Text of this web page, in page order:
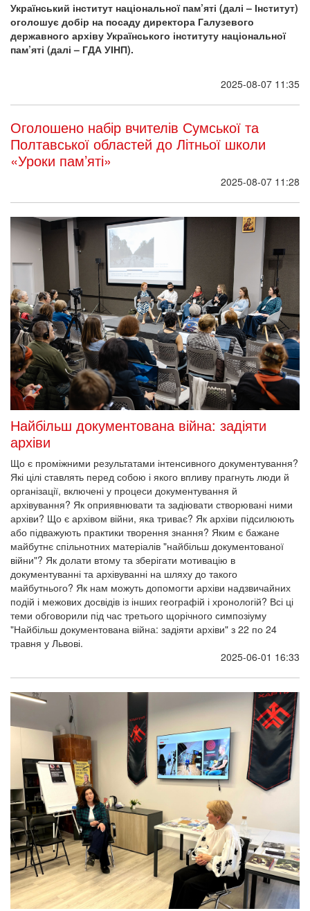
Український інститут національної пам’яті (далі – Інститут)
оголошує добір на посаду директора Галузевого
державного архіву Українського інституту національної
пам’яті (далі – ГДА УІНП).
2025-08-07 11:35
Оголошено набір вчителів Сумської та
Полтавської областей до Літньої школи
«Уроки пам’яті»
2025-08-07 11:28
Найбільш документована війна: задіяти
архіви
Що є проміжними результатами інтенсивного документування?
Які цілі ставлять перед собою і якого впливу прагнуть люди й
організації, включені у процеси документування й
архівування? Як оприявнювати та задіювати створювані ними
архіви? Що є архівом війни, яка триває? Як архіви підсилюють
або підважують практики творення знання? Яким є бажане
майбутнє спільнотних матеріалів "найбільш документованої
війни"? Як долати втому та зберігати мотивацію в
документуванні та архівуванні на шляху до такого
майбутнього? Як нам можуть допомогти архіви надзвичайних
подій і межових досвідів із інших географій і хронологій? Всі ці
теми обговорили під час третього щорічного симпозіуму
"Найбільш документована війна: задіяти архіви" з 22 по 24
травня у Львові.
2025-06-01 16:33